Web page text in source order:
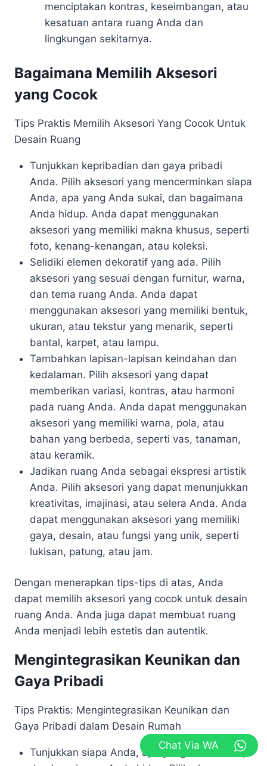
menciptakan kontras, keseimbangan, atau
kesatuan antara ruang Anda dan
lingkungan sekitarnya.
Bagaimana Memilih Aksesori
yang Cocok
Tips Praktis Memilih Aksesori Yang Cocok Untuk
Desain Ruang
Tunjukkan kepribadian dan gaya pribadi
Anda. Pilih aksesori yang mencerminkan siapa
Anda, apa yang Anda sukai, dan bagaimana
Anda hidup. Anda dapat menggunakan
aksesori yang memiliki makna khusus, seperti
foto, kenang-kenangan, atau koleksi.
Selidiki elemen dekoratif yang ada. Pilih
aksesori yang sesuai dengan furnitur, warna,
dan tema ruang Anda. Anda dapat
menggunakan aksesori yang memiliki bentuk,
ukuran, atau tekstur yang menarik, seperti
bantal, karpet, atau lampu.
Tambahkan lapisan-lapisan keindahan dan
kedalaman. Pilih aksesori yang dapat
memberikan variasi, kontras, atau harmoni
pada ruang Anda. Anda dapat menggunakan
aksesori yang memiliki warna, pola, atau
bahan yang berbeda, seperti vas, tanaman,
atau keramik.
Jadikan ruang Anda sebagai ekspresi artistik
Anda. Pilih aksesori yang dapat menunjukkan
kreativitas, imajinasi, atau selera Anda. Anda
dapat menggunakan aksesori yang memiliki
gaya, desain, atau fungsi yang unik, seperti
lukisan, patung, atau jam.
Dengan menerapkan tips-tips di atas, Anda
dapat memilih aksesori yang cocok untuk desain
ruang Anda. Anda juga dapat membuat ruang
Anda menjadi lebih estetis dan autentik.
Mengintegrasikan Keunikan dan
Gaya Pribadi
Tips Praktis: Mengintegrasikan Keunikan dan
Gaya Pribadi dalam Desain Rumah
Tunjukkan siapa Anda, apa yang Anda sukai,
Chat Via WA